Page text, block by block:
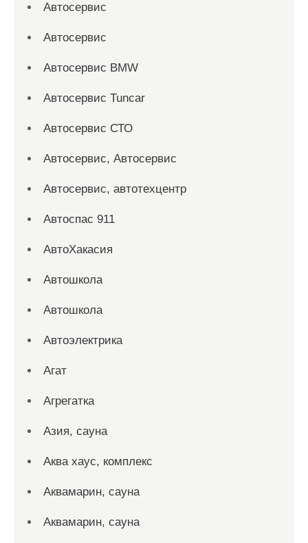
Автосервис
Автосервис
Автосервис BMW
Автосервис Tuncar
Автосервис СТО
Автосервис, Автосервис
Автосервис, автотехцентр
Автоспас 911
АвтоХакасия
Автошкола
Автошкола
Автоэлектрика
Агат
Агрегатка
Азия, сауна
Аква хаус, комплекс
Аквамарин, сауна
Аквамарин, сауна